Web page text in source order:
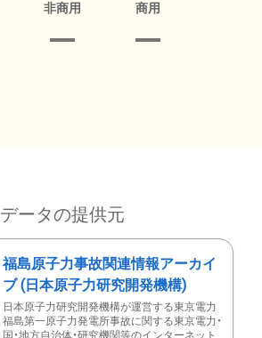
非商用 商用
データの提供元
福島原子力事故関連情報アーカイ
ブ (日本原子力研究開発機構)
日本原子力研究開発機構が運営する東京電力
福島第一原子力発電所事故に関する東京電力・
国・地方自治体・研究機関等のインターネット